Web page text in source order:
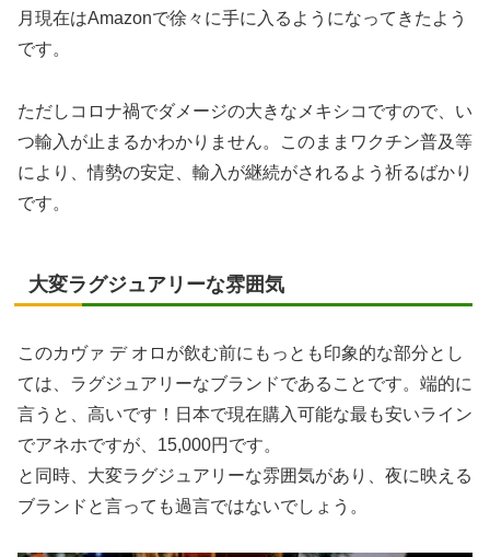
月現在はAmazonで徐々に手に入るようになってきたよう
です。
ただしコロナ禍でダメージの大きなメキシコですので、い
つ輸入が止まるかわかりません。このままワクチン普及等
により、情勢の安定、輸入が継続がされるよう祈るばかり
です。
大変ラグジュアリーな雰囲気
このカヴァ デ オロが飲む前にもっとも印象的な部分とし
ては、ラグジュアリーなブランドであることです。端的に
言うと、高いです！日本で現在購入可能な最も安いライン
でアネホですが、15,000円です。
と同時、大変ラグジュアリーな雰囲気があり、夜に映える
ブランドと言っても過言ではないでしょう。